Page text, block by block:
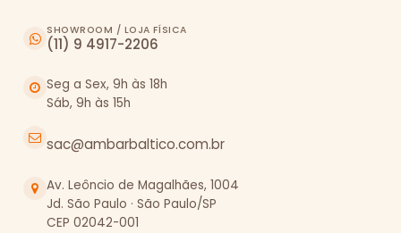
SHOWROOM / LOJA FÍSICA
(11) 9 4917-2206
Seg a Sex, 9h às 18h
Sáb, 9h às 15h
sac@ambarbaltico.com.br
Av. Leôncio de Magalhães, 1004
Jd. São Paulo · São Paulo/SP
CEP 02042-001